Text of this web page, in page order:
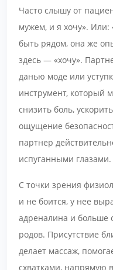
Часто слышу от
мужем, и я хочу». Или:
быть рядом, она же
здесь — «хочу».
данью моде или
инструмент, который
снизить боль,
ощущение
партнер
испуганными глазами.
С точки зрения
и не боится, у нее
адреналина и больше
родов. Присутствие
делает массаж,
схватками, напрямую